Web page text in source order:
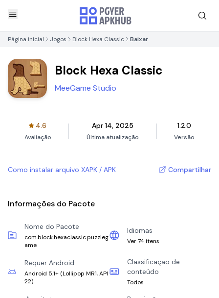
Página inicial Jogos Block Hexa Classic Baixar
Block Hexa Classic
MeeGame Studio
4.6
Avaliação
Apr 14, 2025
Última atualização
1.2.0
Versão
Como instalar arquivo XAPK / APK Compartilhar
Informações do Pacote
Nome do Pacote
com.block.hexaclassic.puzzleg
ame
Idiomas
Ver 74 itens
Requer Android
Android 5.1+ (Lollipop MR1, API
22)
Classificação de
conteúdo
Todos